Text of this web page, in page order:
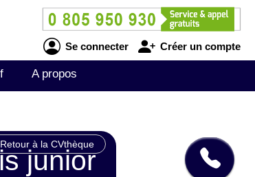
Se connecter Créer un compte
A propos
Retour à la CVthèque
junior